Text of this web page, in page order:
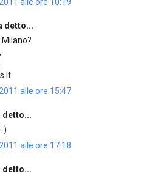
detto...
alle ore 15:47
detto...
)
alle ore 17:18
detto...